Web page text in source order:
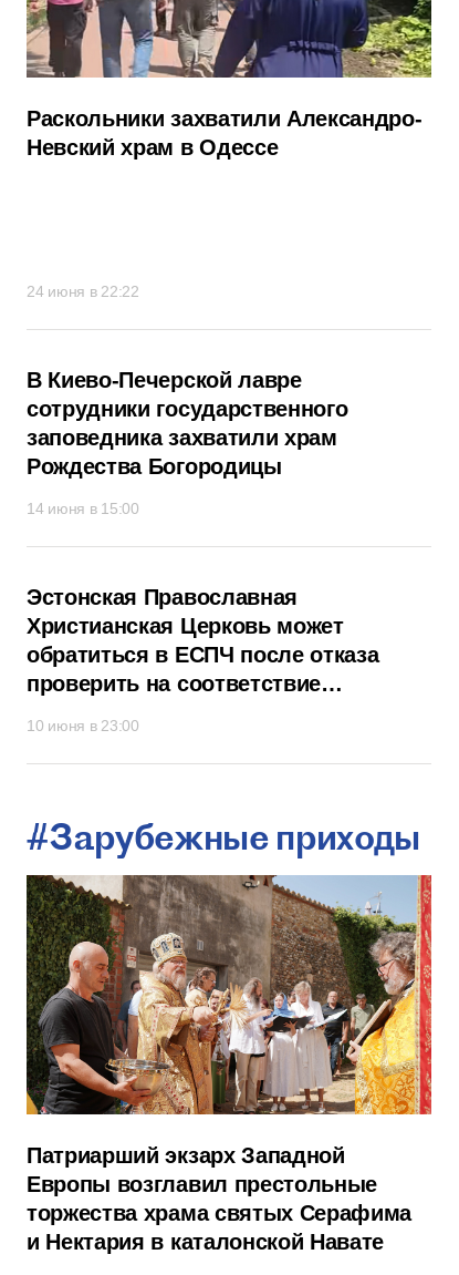
Раскольники захватили Александро-
Невский храм в Одессе
24 июня в 22:22
В Киево-Печерской лавре
сотрудники государственного
заповедника захватили храм
Рождества Богородицы
14 июня в 15:00
Эстонская Православная
Христианская Церковь может
обратиться в ЕСПЧ после отказа
проверить на соответствие
10 июня в 23:00
#Зарубежные приходы
Патриарший экзарх Западной
Европы возглавил престольные
торжества храма святых Серафима
и Нектария в каталонской Навате